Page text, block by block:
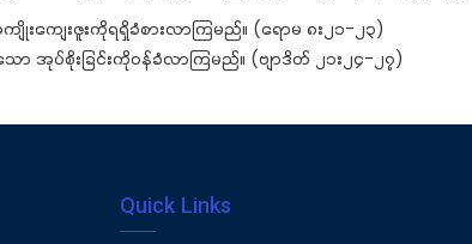
ကျေးဇူးကိုရရှိခံစားလာကြမည်။ (ရောမ ၈း၂၁-၂၃)
အုပ်စိုးခြင်းကိုဝန်ခံလာကြမည်။ (ဗျာဒိတ် ၂၁း၂၄-၂၇)
Quick Links